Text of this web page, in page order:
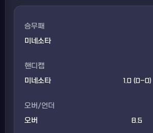
승무패
미네소타
핸디캡
미네소타
1.0 (0-0)
오버/언더
오버
8.5